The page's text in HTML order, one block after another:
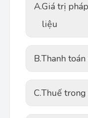
A.Giá trị
liệu
B.Thanh
C.Thuế trong